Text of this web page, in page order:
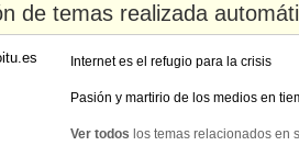
de temas realizada
Internet es el refugio para la crisis
Pasión y martirio de los medios en
Ver todos los temas relacionados en